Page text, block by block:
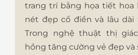
trang trí bằng họa tiết hoa
nét đẹp cổ điển và lâu dài
Trong nghệ thuật thị
hồng tăng cường vẻ đẹp và